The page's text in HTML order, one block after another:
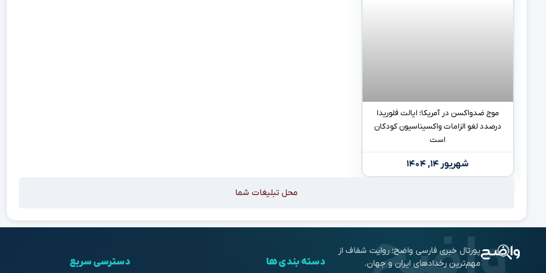
موج ضدواکسن در آمریکا؛ ایالت فلوریدا
درصدد لغو الزامات واکسیناسیون کودکان
است
شهریور ۱۴, ۱۴۰۴
محل تبلیغات شما
پورتال خبری فارسی واضح؛ روایت شفاف از
مهم‌ترین رخدادهای ایران و جهان.
دسته بندی ها دسترسی سریع